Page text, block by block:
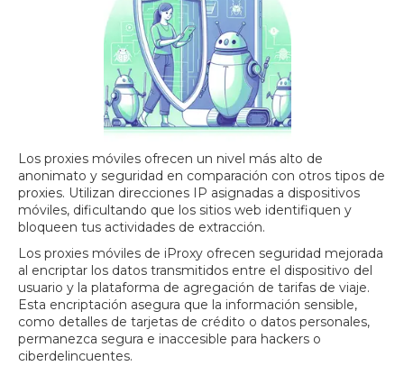
Los proxies móviles ofrecen un nivel más alto de
anonimato y seguridad en comparación con otros tipos de
proxies. Utilizan direcciones IP asignadas a dispositivos
móviles, dificultando que los sitios web identifiquen y
bloqueen tus actividades de extracción.
Los proxies móviles de iProxy ofrecen seguridad mejorada
al encriptar los datos transmitidos entre el dispositivo del
usuario y la plataforma de agregación de tarifas de viaje.
Esta encriptación asegura que la información sensible,
como detalles de tarjetas de crédito o datos personales,
permanezca segura e inaccesible para hackers o
ciberdelincuentes.